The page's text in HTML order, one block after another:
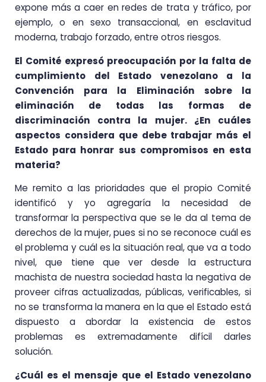
expone más a caer en redes de trata y tráfico, por
ejemplo, o en sexo transaccional, en esclavitud
moderna, trabajo forzado, entre otros riesgos.
El Comité expresó preocupación por la falta de
cumplimiento del Estado venezolano a la
Convención para la Eliminación sobre la
eliminación de todas las formas de
discriminación contra la mujer. ¿En cuáles
aspectos considera que debe trabajar más el
Estado para honrar sus compromisos en esta
materia?
Me remito a las prioridades que el propio Comité
identificó y yo agregaría la necesidad de
transformar la perspectiva que se le da al tema de
derechos de la mujer, pues si no se reconoce cuál es
el problema y cuál es la situación real, que va a todo
nivel, que tiene que ver desde la estructura
machista de nuestra sociedad hasta la negativa de
proveer cifras actualizadas, públicas, verificables, si
no se transforma la manera en la que el Estado está
dispuesto a abordar la existencia de estos
problemas es extremadamente difícil darles
solución.
¿Cuál es el mensaje que el Estado venezolano